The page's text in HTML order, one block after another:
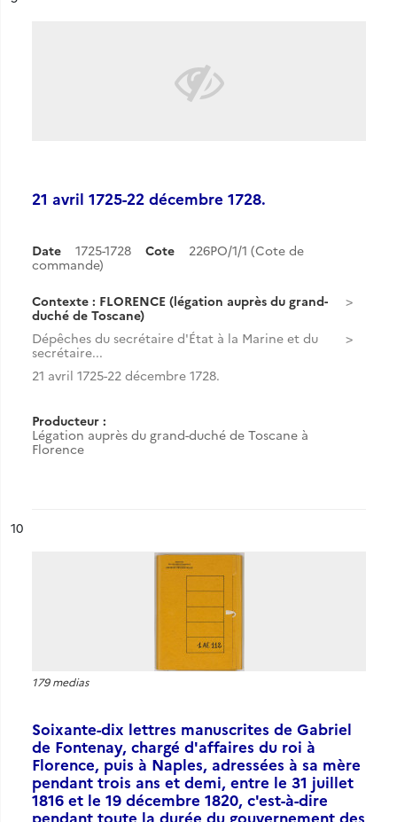
21 avril 1725-22 décembre 1728.
Date 1725-1728 Cote
226PO/1/1 (Cote de
commande)
Contexte : FLORENCE (légation auprès du grand-
duché de Toscane)
Dépêches du secrétaire d'État à la Marine et du
secrétaire...
21 avril 1725-22 décembre 1728.
Producteur :
Légation auprès du grand-duché de Toscane à
Florence
n°
10
179 medias
Soixante-dix lettres manuscrites de Gabriel
de Fontenay, chargé d'affaires du roi à
Florence, puis à Naples, adressées à sa mère
pendant trois ans et demi, entre le 31 juillet
1816 et le 19 décembre 1820, c'est-à-dire
pendant toute la durée du gouvernement des